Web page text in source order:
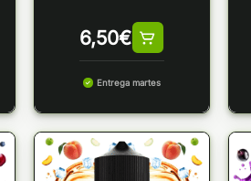
6,50€
Entrega martes